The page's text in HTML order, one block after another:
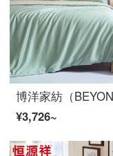
¥3,726~